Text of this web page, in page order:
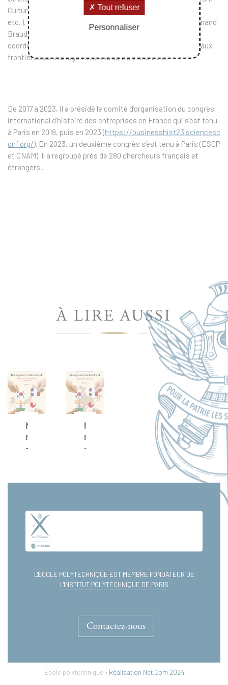
Culture d’entreprise, Usine de Montataire, F.Mer, R.Damien,
etc..). Il a par ailleurs rédigé un chapitre sur “L’apport de Fernand
Braudel aux sciences de gestion” dans l‘ouvrage collectif
coordonné par Y.-F. Livian et M. Bidan, Les grands auteurs aux
frontières du management, Paris, Éditions EMS.
De 2017 à 2023, il a présidé le comité d’organisation du congrès
international d’histoire des entreprises en France qui s’est tenu
à Paris en 2019, puis en 2023 (https://businesshist23.sciencesc
onf.org/). En 2023, un deuxième congrès s’est tenu à Paris (ESCP
et CNAM). Il a regroupé près de 280 chercheurs français et
étrangers..
À LIRE AUSSI
Management
multiculturel
-
Management
multiculturel
-
L'ÉCOLE POLYTECHNIQUE EST MEMBRE FONDATEUR DE
L'INSTITUT POLYTECHNIQUE DE PARIS
Contactez-nous
École polytechnique • Réalisation Net.Com 2024
Tout refuser
Personnaliser